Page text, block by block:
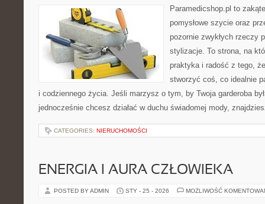
Paramedicshop.pl to
pomysłowe szycie oraz
pozornie zwykłych rzeczy
stylizacje. To strona, na
praktyka i radość z tego,
stworzyć coś, co idealnie
i codziennego życia. Jeśli marzysz o tym, by Twoja garderoba
jednocześnie chcesz działać w duchu świadomej mody,
CATEGORIES: NIERUCHOMOŚCI
ENERGIA I AURA CZŁOWIEKA
POSTED BY ADMIN STY - 25 - 2026 MOŻLIWOŚĆ